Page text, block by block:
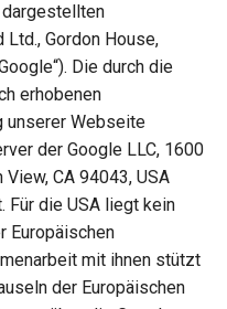
Gordon House,
Die durch die
erhobenen
unserer Webseite
der Google LLC, 1600
CA 94043, USA
Für die USA liegt kein
Europäischen
mit ihnen stützt
der Europäischen